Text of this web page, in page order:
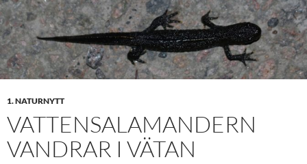
1. NATURNYTT
VATTENSALAMANDERN
VANDRAR I VÄTAN